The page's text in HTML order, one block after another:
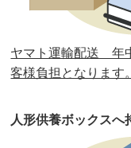
第30回人形供
第29回人形供
第27回人形供
ヤマト運輸配送 年
客様負担となります。
人形供養ボックスへ